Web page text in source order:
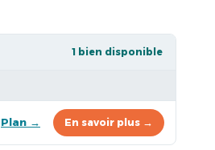
1 bien disponible
Plan → En savoir plus →